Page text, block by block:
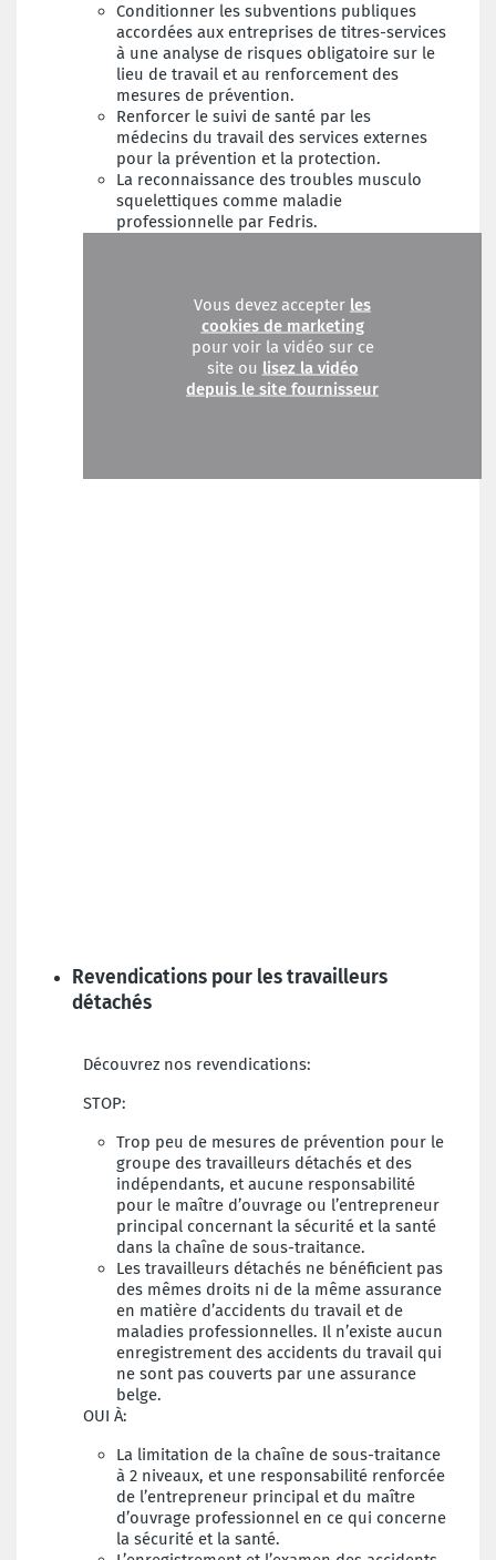
Conditionner les subventions publiques
accordées aux entreprises de titres-services
à une analyse de risques obligatoire sur le
lieu de travail et au renforcement des
mesures de prévention.
Renforcer le suivi de santé par les
médecins du travail des services externes
pour la prévention et la protection.
La reconnaissance des troubles musculo
squelettiques comme maladie
professionnelle par Fedris.
Vous devez accepter les
cookies de marketing
pour voir la vidéo sur ce
site ou lisez la vidéo
depuis le site fournisseur
Revendications pour les travailleurs
détachés
Découvrez nos revendications:
STOP:
Trop peu de mesures de prévention pour le
groupe des travailleurs détachés et des
indépendants, et aucune responsabilité
pour le maître d’ouvrage ou l’entrepreneur
principal concernant la sécurité et la santé
dans la chaîne de sous-traitance.
Les travailleurs détachés ne bénéficient pas
des mêmes droits ni de la même assurance
en matière d’accidents du travail et de
maladies professionnelles. Il n’existe aucun
enregistrement des accidents du travail qui
ne sont pas couverts par une assurance
belge.
OUI À:
La limitation de la chaîne de sous-traitance
à 2 niveaux, et une responsabilité renforcée
de l’entrepreneur principal et du maître
d’ouvrage professionnel en ce qui concerne
la sécurité et la santé.